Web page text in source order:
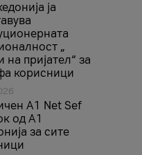
ја
„
на пријател“ за
корисници
A1 Net Sеf
од А1
за сите